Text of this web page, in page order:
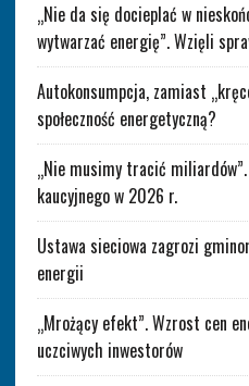
„Nie da się docieplać w
wytwarzać energię”. Wzięli
Autokonsumpcja, zamiast
społeczność energetyczną?
„Nie musimy tracić
kaucyjnego w 2026 r.
Ustawa sieciowa zagrozi
energii
„Mrożący efekt”. Wzrost cen
uczciwych inwestorów